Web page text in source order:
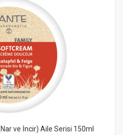
ve İncir) Aile Serisi 150ml